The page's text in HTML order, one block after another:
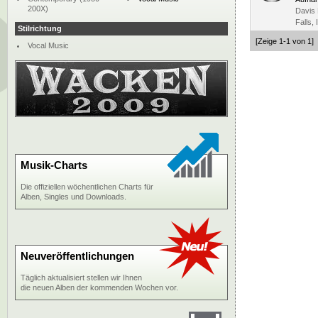
Davis
Falls,
[Zeige 1-1 von 1]
200X)
Stilrichtung
Vocal Music
Musik-Charts
Die offiziellen wöchentlichen Charts für
Alben, Singles und Downloads.
Neuveröffentlichungen
Täglich aktualisiert stellen wir Ihnen
die neuen Alben der kommenden Wochen vor.